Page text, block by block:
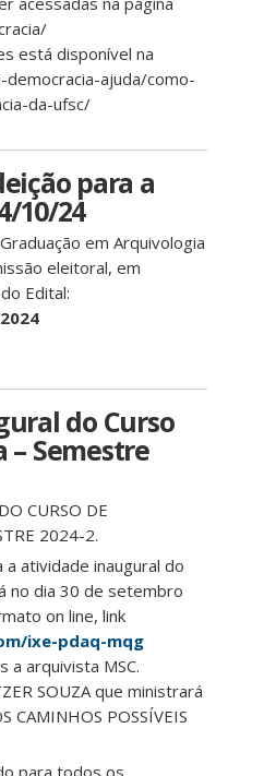
está disponível na
ajuda/como-
da-ufsc/
para a
10/24
em Arquivologia
eleitoral, em
Edital:
do Curso
Semestre
CURSO DE
2024-2.
atividade inaugural do
no dia 30 de setembro
on line, link
ixe-pdaq-mqg
a arquivista MSC.
SOUZA que ministrará
CAMINHOS POSSÍVEIS